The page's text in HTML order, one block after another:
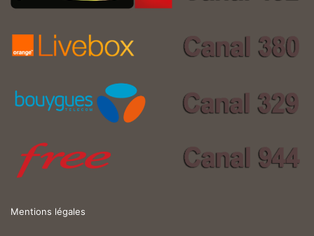
Mentions légales